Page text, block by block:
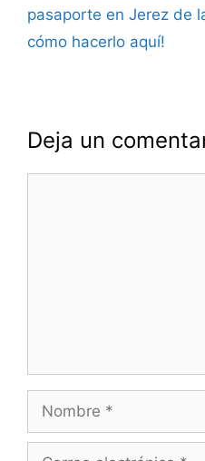
pasaporte en Jerez de
cómo hacerlo aquí!
Deja un